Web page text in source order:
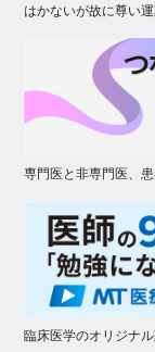
はかないが故に尊い
専門医と非専門医、
臨床医学のオリジナル